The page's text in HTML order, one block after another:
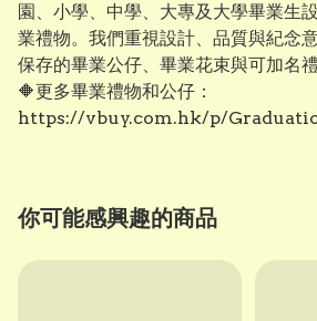
園、小學、中學、大專及大學畢業生
業禮物。我們重視設計、品質與紀念
保存的畢業公仔、畢業花束與可加名禮
🔶更多畢業禮物和公仔：
https://vbuy.com.hk/p/
你可能感興趣的商品